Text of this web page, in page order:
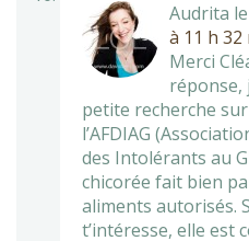
Audrita le
à 11 h 32
Merci
réponse,
petite recherche
l’AFDIAG
des Intolérants au
chicorée fait bien
aliments autorisés.
t’intéresse, elle est